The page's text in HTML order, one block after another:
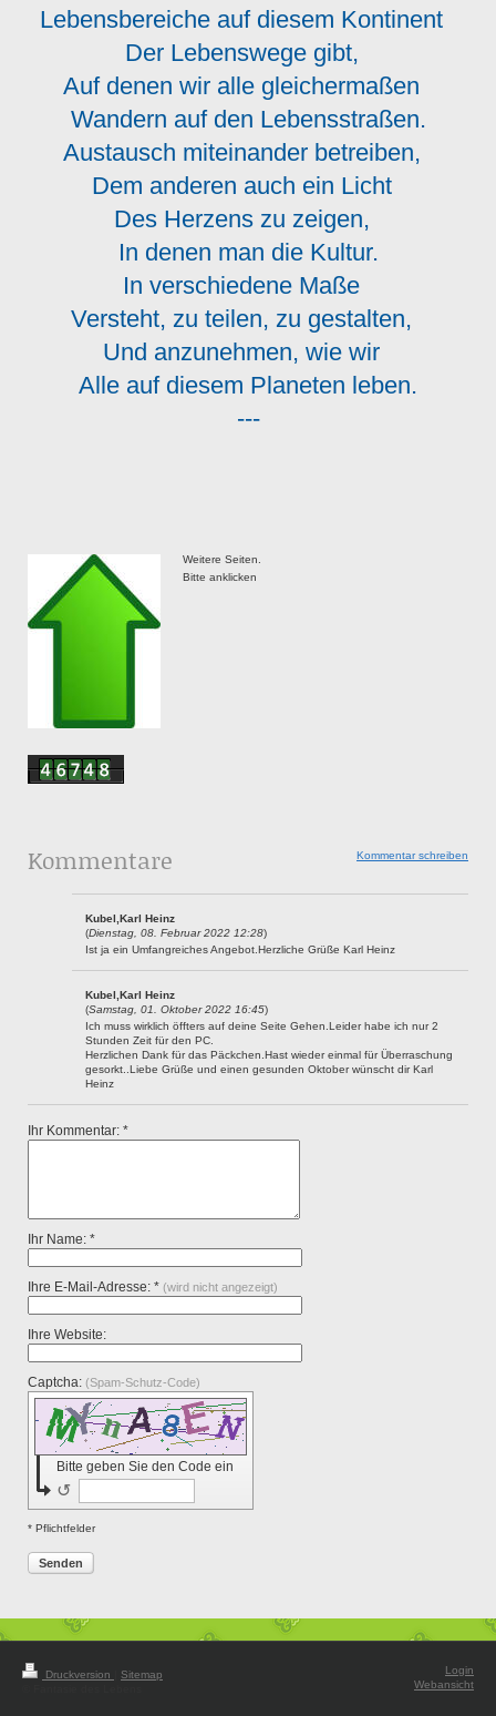
Lebensbereiche auf diesem Kontinent
Der Lebenswege gibt,
Auf denen wir alle gleichermaßen
Wandern auf den Lebensstraßen.
Austausch miteinander betreiben,
Dem anderen auch ein Licht
Des Herzens zu zeigen,
In denen man die Kultur.
In verschiedene Maße
Versteht, zu teilen, zu gestalten,
Und anzunehmen, wie wir
Alle auf diesem Planeten leben.
---
Weitere Seiten.
Bitte anklicken
Kommentar schreiben
Kommentare
Kubel,Karl Heinz
(Dienstag, 08. Februar 2022 12:28)
Ist ja ein Umfangreiches Angebot.Herzliche Grüße Karl Heinz
Kubel,Karl Heinz
(Samstag, 01. Oktober 2022 16:45)
Ich muss wirklich öffters auf deine Seite Gehen.Leider habe ich nur 2
Stunden Zeit für den PC.
Herzlichen Dank für das Päckchen.Hast wieder einmal für Überraschung
gesorkt..Liebe Grüße und einen gesunden Oktober wünscht dir Karl
Heinz
Ihr Kommentar: *
Ihr Name: *
Ihre E-Mail-Adresse: * (wird nicht angezeigt)
Ihre Website:
Captcha: (Spam-Schutz-Code)
Bitte geben Sie den Code ein
↺
* Pflichtfelder
Senden
Druckversion
Sitemap
Login
Webansicht